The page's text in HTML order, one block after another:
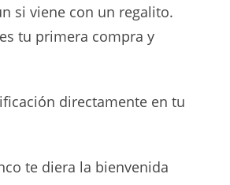
si viene con un regalito.
tu primera compra y
directamente en tu
te diera la bienvenida